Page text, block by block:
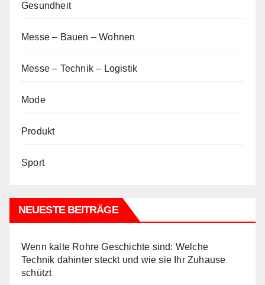
Gesundheit
Messe – Bauen – Wohnen
Messe – Technik – Logistik
Mode
Produkt
Sport
NEUESTE BEITRÄGE
Wenn kalte Rohre Geschichte sind: Welche
Technik dahinter steckt und wie sie Ihr Zuhause
schützt